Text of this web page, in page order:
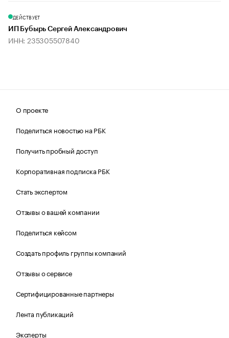
ДЕЙСТВУЕТ
ИП Бубырь Сергей Александрович
ИНН: 235305507840
О проекте
Поделиться новостью на РБК
Получить пробный доступ
Корпоративная подписка РБК
Стать экспертом
Отзывы о вашей компании
Поделиться кейсом
Создать профиль группы компаний
Отзывы о сервисе
Сертифицированные партнеры
Лента публикаций
Эксперты